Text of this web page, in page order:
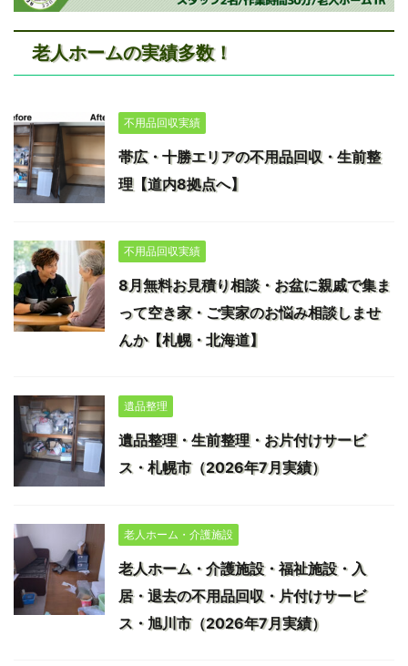
老人ホームの実績多数！
不用品回収実績
帯広・十勝エリアの不用品回収・生前整
理【道内8拠点へ】
不用品回収実績
8月無料お見積り相談・お盆に親戚で集ま
って空き家・ご実家のお悩み相談しませ
んか【札幌・北海道】
遺品整理
遺品整理・生前整理・お片付けサービ
ス・札幌市（2026年7月実績）
老人ホーム・介護施設
老人ホーム・介護施設・福祉施設・入
居・退去の不用品回収・片付けサービ
ス・旭川市（2026年7月実績）